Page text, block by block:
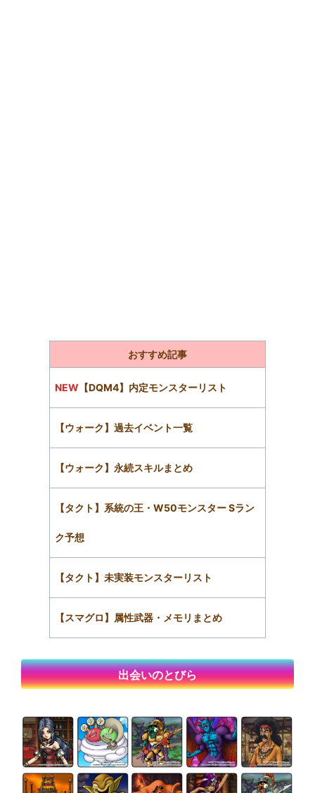
おすすめ記事
NEW 【DQM4】内定モンスターリスト
【ウォーク】過去イベント一覧
【ウォーク】永続スキルまとめ
【タクト】系統の王・W50モンスター Sラン
ク予想
【タクト】未実装モンスターリスト
【スマグロ】属性武器・メモリまとめ
出会いのとびら